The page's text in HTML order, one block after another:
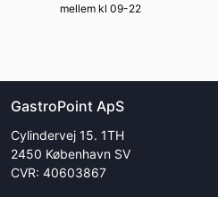
mellem kl 09-22
GastroPoint ApS
Cylindervej 15. 1TH
2450 København SV
CVR: 40603867